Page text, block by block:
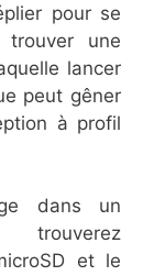
pour se
une
lancer
peut gêner
à profil
dans un
trouverez
et le